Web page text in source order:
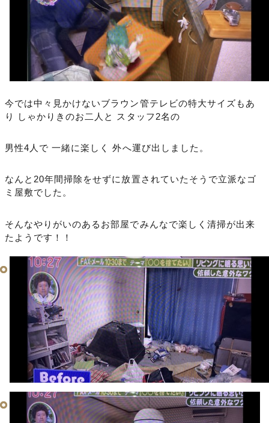
今では中々見かけないブラウン管テレビの特大サイズもあ
り しゃかりきのお二人と スタッフ2名の
男性4人で 一緒に楽しく 外へ運び出しました。
なんと20年間掃除をせずに放置されていたそうで立派なゴ
ミ屋敷でした。
そんなやりがいのあるお部屋でみんなで楽しく清掃が出来
たようです！！